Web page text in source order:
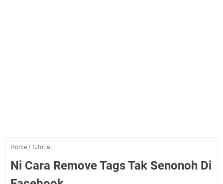
Home / tutorial
Ni Cara Remove Tags Tak Senonoh Di